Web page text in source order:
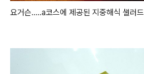
요거슨.....a코스에 제공된 지중해식 샐러드